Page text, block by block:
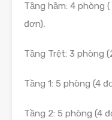
Tầng hầm: 4 phòng
đơn),
Tầng Trệt: 3 phòng
Tầng 1: 5 phòng (4
Tầng 2: 5 phòng (4